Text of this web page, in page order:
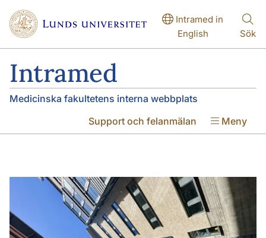
Hoppa till huvudinnehåll
Hoppa till huvudinnehåll
Intramed in
English
Sök
Intramed
Medicinska fakultetens interna webbplats
Support och felanmälan
Meny